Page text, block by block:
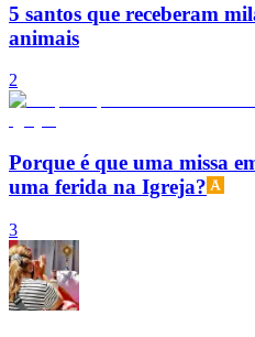
5 santos que receberam
animais
2
Porque é que uma missa
uma ferida na Igreja?
3